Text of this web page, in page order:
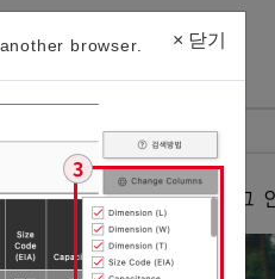
browser. × 닫기
수정 디바이스란? 그